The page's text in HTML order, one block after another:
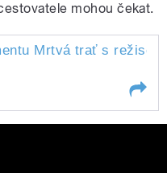
mohou čekat.
Mrtvá trať s
Mrtvá trať s
Mrtvá trať s
Špidlou